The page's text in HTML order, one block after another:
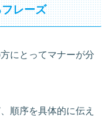
レーズ
にとってマナーが分
順序を具体的に伝え